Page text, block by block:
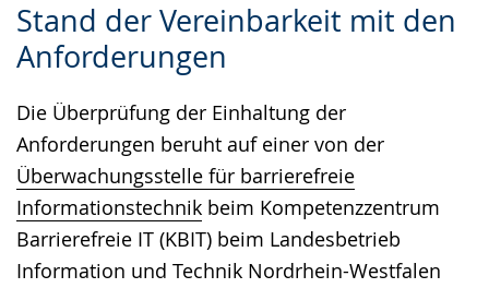
Stand der Vereinbarkeit mit den
Anforderungen
Die Überprüfung der Einhaltung der
Anforderungen beruht auf einer von der
Überwachungsstelle für barrierefreie
Informationstechnik beim Kompetenzzentrum
Barrierefreie IT (KBIT) beim Landesbetrieb
Information und Technik Nordrhein-Westfalen
Leichten
Sprache
Audio-
Unterstützung.
Video
in
Gebärdensprache
wird
angezeigt.